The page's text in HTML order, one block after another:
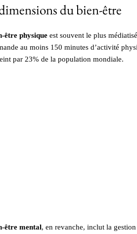
du bien-être
être physique est souvent le plus
au moins 150 minutes d’activité
par 23% de la population mondiale.
être mental, en revanche, inclut la